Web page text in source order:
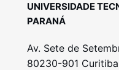
UNIVERSIDADE
PARANÁ
Av. Sete de
80230-901